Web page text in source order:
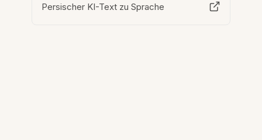
Persischer KI-Text zu Sprache